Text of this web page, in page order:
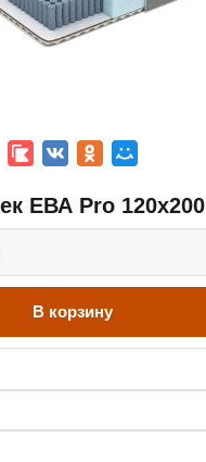
ЕВА Pro 120x200
В корзину